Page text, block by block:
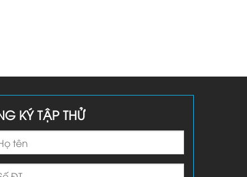
KÝ TẬP THỬ